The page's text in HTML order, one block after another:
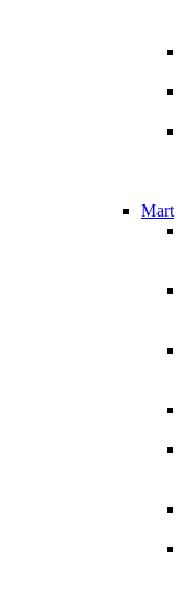
Mart